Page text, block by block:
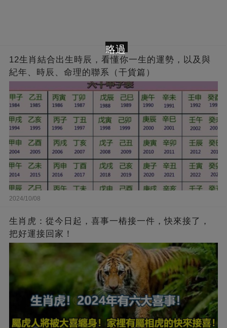
12生肖結合出生時辰，看懂你一生的運勢，以及與
紀年、時辰、命理的聯系（干貨篇）
2024/10/08
生肖虎：從今日起，喜事一樁接一件，快來接了，
把好運接回家！
略過